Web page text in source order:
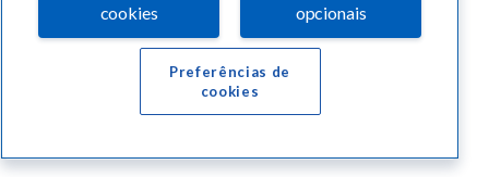
cookies
opcionais
Preferências de
cookies